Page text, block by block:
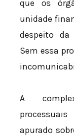
que os
unidade
despeito da
Sem essa
A
apurado